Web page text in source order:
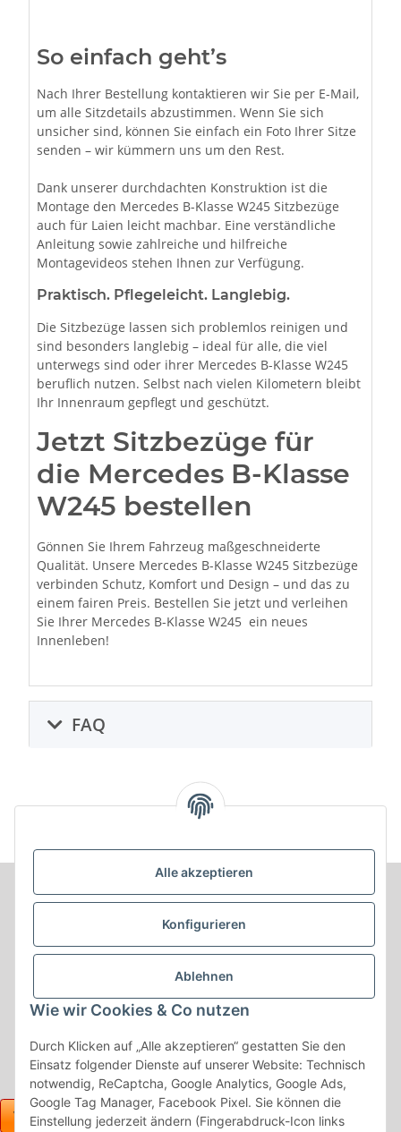
Alle akzeptieren
Konfigurieren
Ablehnen
Wie wir Cookies & Co nutzen
Durch Klicken auf „Alle akzeptieren“ gestatten Sie den
Einsatz folgender Dienste auf unserer Website: Technisch
notwendig, ReCaptcha, Google Analytics, Google Ads,
Google Tag Manager, Facebook Pixel. Sie können die
Einstellung jederzeit ändern (Fingerabdruck-Icon links
So einfach geht’s
Nach Ihrer Bestellung kontaktieren wir Sie per E-Mail,
um alle Sitzdetails abzustimmen. Wenn Sie sich
unsicher sind, können Sie einfach ein Foto Ihrer Sitze
senden – wir kümmern uns um den Rest.
Dank unserer durchdachten Konstruktion ist die
Montage den Mercedes B-Klasse W245 Sitzbezüge
auch für Laien leicht machbar. Eine verständliche
Anleitung sowie zahlreiche und hilfreiche
Montagevideos stehen Ihnen zur Verfügung.
Praktisch. Pflegeleicht. Langlebig.
Die Sitzbezüge lassen sich problemlos reinigen und
sind besonders langlebig – ideal für alle, die viel
unterwegs sind oder ihrer Mercedes B-Klasse W245
beruflich nutzen. Selbst nach vielen Kilometern bleibt
Ihr Innenraum gepflegt und geschützt.
Jetzt Sitzbezüge für
die Mercedes B-Klasse
W245 bestellen
Gönnen Sie Ihrem Fahrzeug maßgeschneiderte
Qualität. Unsere Mercedes B-Klasse W245 Sitzbezüge
verbinden Schutz, Komfort und Design – und das zu
einem fairen Preis. Bestellen Sie jetzt und verleihen
Sie Ihrer Mercedes B-Klasse W245 ein neues
Innenleben!
FAQ
Informationen
Produkt Informationen
Shop Informationen
Gesetzliche Informationen